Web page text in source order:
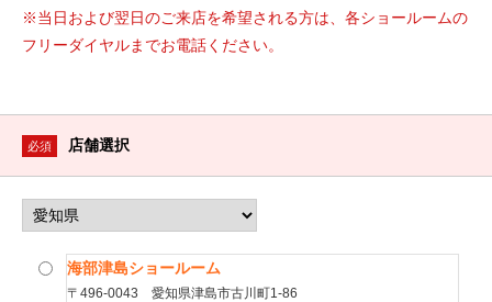
※当日および翌日のご来店を希望される方は、各ショールームの
フリーダイヤルまでお電話ください。
必須 店舗選択
海部津島ショールーム
〒496-0043 愛知県津島市古川町1-86